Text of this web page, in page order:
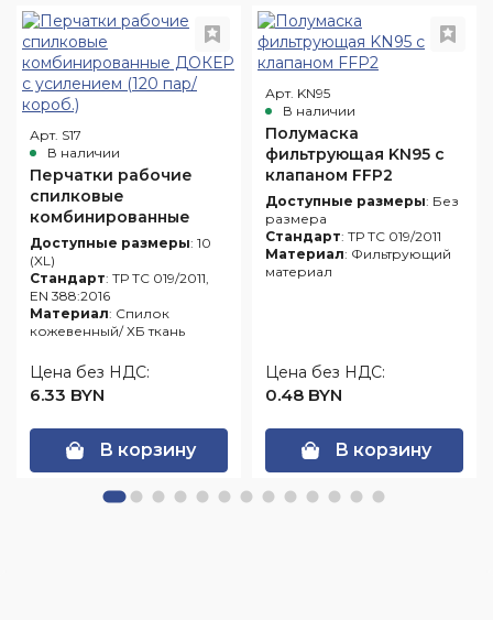
Арт. S17
В наличии
Перчатки рабочие
спилковые
комбинированные
ДОКЕР с усилением
(120 пар/короб.)
Доступные размеры: 10
(XL)
Стандарт: ТР ТС 019/2011,
EN 388:2016
Материал: Спилок
кожевенный/ ХБ ткань
Цена без НДС:
6.33 BYN
В корзину
Арт. KN95
В наличии
Полумаска
фильтрующая KN95 с
клапаном FFP2
Доступные размеры: Без
размера
Стандарт: ТР ТС 019/2011
Материал: Фильтрующий
материал
Цена без НДС:
0.48 BYN
В корзину